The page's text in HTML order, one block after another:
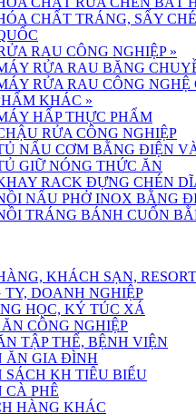
CHẤT TRÁNG, SẤY
RAU CÔNG NGHIỆP »
RỬA RAU BĂNG
RỬA RAU CÔNG NGHỆ
KHÁC »
HẤP THỰC PHẨM
RỬA CÔNG NGHIỆP
NẤU CƠM BẰNG ĐIỆN
GIỮ NÓNG THỨC ĂN
RACK ĐỰNG CHÉN
NẤU PHỞ INOX BẰNG
TRÁNG BÁNH CUỐN
KHÁCH SẠN, RESORT
TY, DOANH NGHIỆP
HỌC, KÝ TÚC XÁ
CÔNG NGHIỆP
TẬP THỂ, BỆNH VIỆN
ĂN GIA ĐÌNH
SÁCH KH TIÊU BIỂU
CÀ PHÊ
HÀNG KHÁC